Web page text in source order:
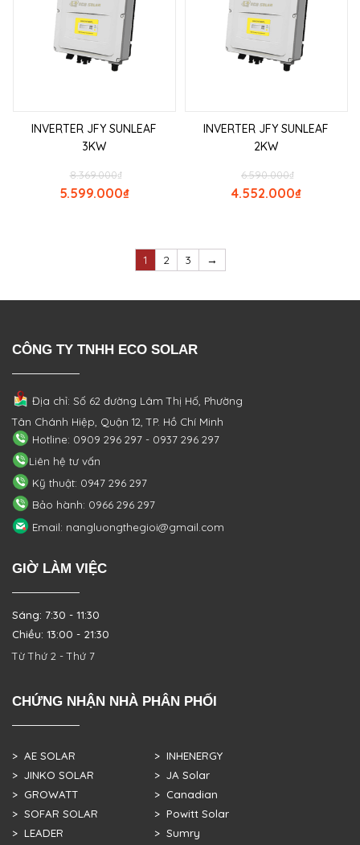
INVERTER JFY SUNLEAF
3KW
₫
8.369.000
₫
5.599.000
INVERTER JFY SUNLEAF
2KW
₫
6.590.000
₫
4.552.000
1 2 3 →
CÔNG TY TNHH ECO SOLAR
Địa chỉ: Số 62 đường Lâm Thị Hố, Phường
Tân Chánh Hiệp, Quận 12, TP. Hồ Chí Minh
Hotline: 0909 296 297 - 0937 296 297
Liên hệ tư vấn
Kỹ thuật: 0947 296 297
Bảo hành: 0966 296 297
Email: nangluongthegioi@gmail.com
GIỜ LÀM VIỆC
Sáng: 7:30 - 11:30
Chiều: 13:00 - 21:30
Từ Thứ 2 - Thứ 7
CHỨNG NHẬN NHÀ PHÂN PHỐI
> AE SOLAR
> JINKO SOLAR
> GROWATT
> SOFAR SOLAR
> LEADER
> INHENERGY
> JA Solar
> Canadian
> Powitt Solar
> Sumry